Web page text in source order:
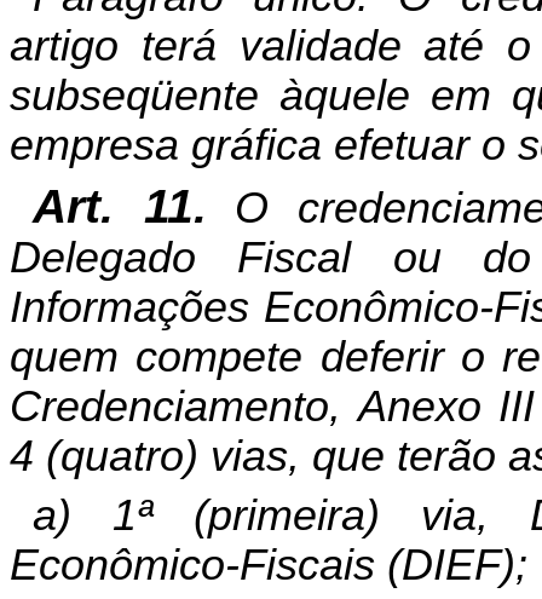
artigo terá validade até
subseqüente àquele em
empresa gráfica efetuar o
Art. 11. O
Delegado Fiscal ou
Informações Econômico-
quem compete deferir o
Credenciamento, Anexo
4 (quatro) vias, que terão
a) 1ª (primeira) via,
Econômico-Fiscais (DIEF);